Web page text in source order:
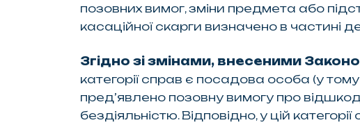
позовних вимог, зміни предмета або
касаційної скарги визначено в частині
Згідно зі змінами, внесеними
категорії справ є посадова особа (у
пред’явлено позовну вимогу про
бездіяльністю. Відповідно, у цій